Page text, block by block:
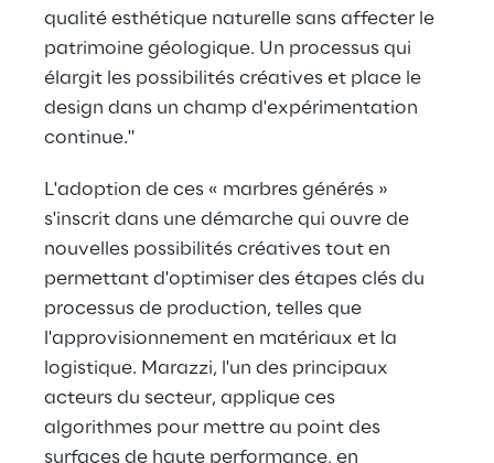
qualité esthétique naturelle sans affecter le
patrimoine géologique. Un processus qui
élargit les possibilités créatives et place le
design dans un champ d'expérimentation
continue."
L'adoption de ces « marbres générés »
s'inscrit dans une démarche qui ouvre de
nouvelles possibilités créatives tout en
permettant d'optimiser des étapes clés du
processus de production, telles que
l'approvisionnement en matériaux et la
logistique. Marazzi, l'un des principaux
acteurs du secteur, applique ces
algorithmes pour mettre au point des
surfaces de haute performance, en